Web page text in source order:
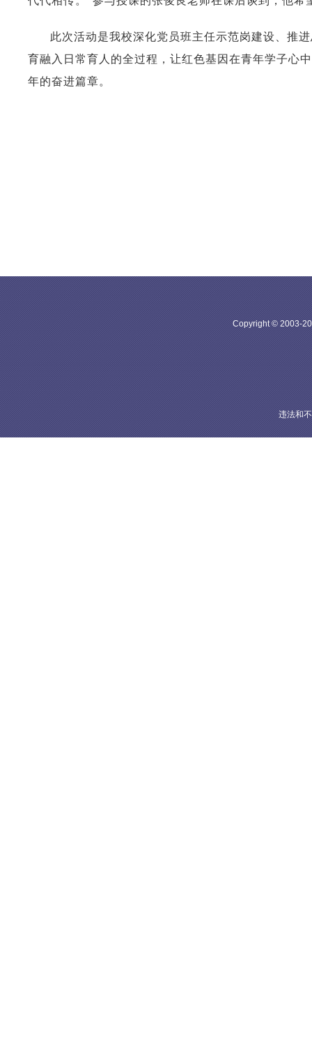
此次活动是我校深化党员班主任示范岗建设、推
育融入日常育人的全过程，让红色基因在青年学子心
年的奋进篇章。
Copyright © 2003-
违法和